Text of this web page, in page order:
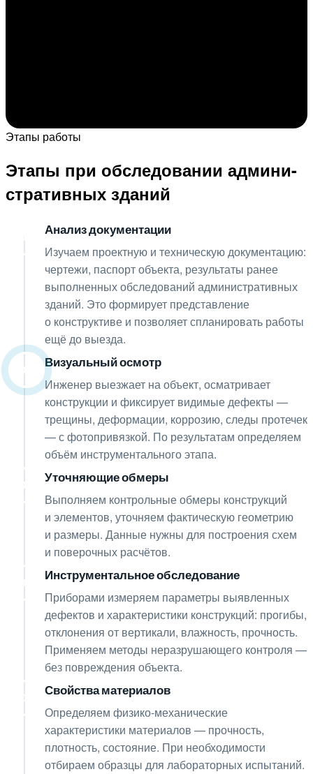
Этапы работы
Этапы при обследовании админи-
стративных зданий
Анализ документации
Изучаем проектную и техническую документацию:
чертежи, паспорт объекта, результаты ранее
выполненных обследований административных
зданий. Это формирует представление
о конструктиве и позволяет спланировать работы
ещё до выезда.
02
Визуальный осмотр
Инженер выезжает на объект, осматривает
конструкции и фиксирует видимые дефекты —
трещины, деформации, коррозию, следы протечек
— с фотопривязкой. По результатам определяем
объём инструментального этапа.
03
Уточняющие обмеры
Выполняем контрольные обмеры конструкций
и элементов, уточняем фактическую геометрию
и размеры. Данные нужны для построения схем
и поверочных расчётов.
04
Инструментальное обследование
Приборами измеряем параметры выявленных
дефектов и характеристики конструкций: прогибы,
отклонения от вертикали, влажность, прочность.
Применяем методы неразрушающего контроля —
без повреждения объекта.
05
Свойства материалов
Определяем физико-механические
характеристики материалов — прочность,
плотность, состояние. При необходимости
отбираем образцы для лабораторных испытаний.